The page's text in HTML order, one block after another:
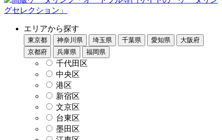
エリアから探す
東京都 神奈川県 埼玉県 千葉県 愛知県
大阪府
京都府
兵庫県 福岡県
千代田区
中央区
港区
新宿区
文京区
台東区
墨田区